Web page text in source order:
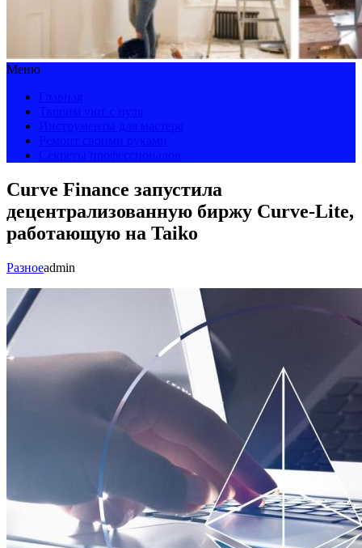
Меню
Curve Finance запустила
децентрализованную биржу Curve-Lite,
работающую на Taiko
Разноеadmin